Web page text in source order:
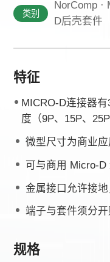
类别
NorComp ·
D后壳套件
特征
MICRO-D连接器
度（9P、15P、
微型尺寸为商业
可与商用 Micro-D
金属接口允许接
端子与套件须分开
规格